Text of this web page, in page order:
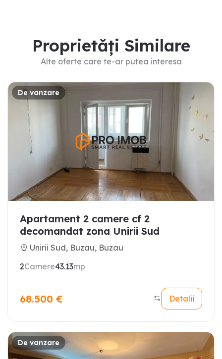
Proprietăți Similare
Alte oferte care te-ar putea interesa
De vanzare
Apartament 2 camere cf 2
decomandat zona Unirii Sud
Unirii Sud, Buzau, Buzau
2Camere43.13mp
68.500 € Detalii
De vanzare